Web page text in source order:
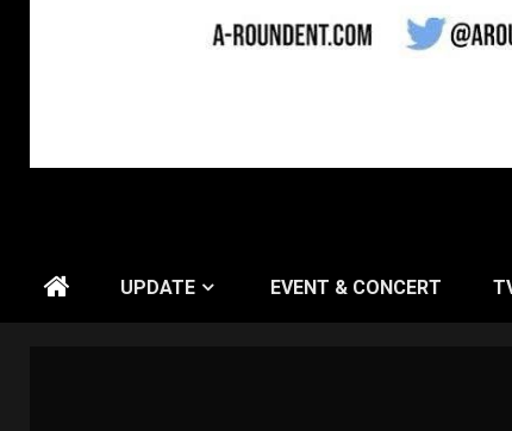
UPDATE EVENT & CONCERT